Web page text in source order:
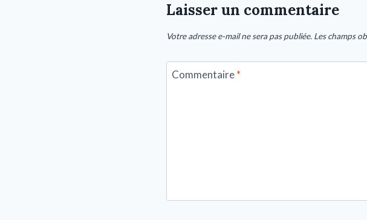
Laisser un commentaire
Votre adresse e-mail ne sera pas publiée. Les champs
Commentaire*